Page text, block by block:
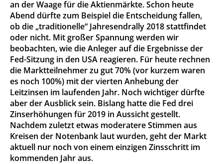
an der Waage für die Aktienmärkte. Schon heute
Abend dürfte zum Beispiel die Entscheidung fallen,
ob die „traditionelle“ Jahresendrally 2018 stattfindet
oder nicht. Mit großer Spannung werden wir
beobachten, wie die Anleger auf die Ergebnisse der
Fed-Sitzung in den USA reagieren. Für heute rechnen
die Marktteilnehmer zu gut 70% (vor kurzem waren
es noch 100%) mit der vierten Anhebung der
Leitzinsen im laufenden Jahr. Noch wichtiger dürfte
aber der Ausblick sein. Bislang hatte die Fed drei
Zinserhöhungen für 2019 in Aussicht gestellt.
Nachdem zuletzt etwas moderatere Stimmen aus
Kreisen der Notenbank laut wurden, geht der Markt
aktuell nur noch von einem einzigen Zinsschritt im
kommenden Jahr aus.